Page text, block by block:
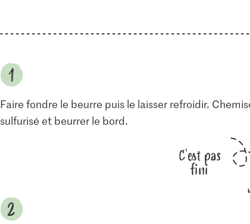
Faire fondre le beurre puis le laisser refroidir.
sulfurisé et beurrer le bord.
C'est pas
fini